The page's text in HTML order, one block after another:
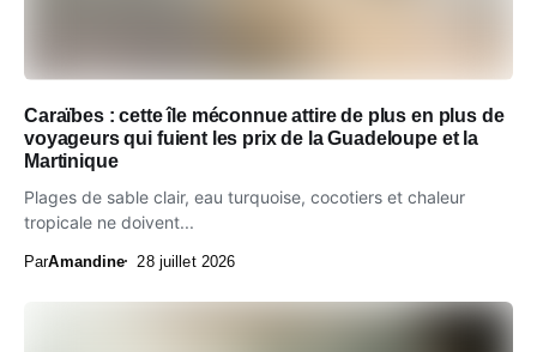
Caraïbes : cette île méconnue attire de plus en plus de
voyageurs qui fuient les prix de la Guadeloupe et la
Martinique
Plages de sable clair, eau turquoise, cocotiers et chaleur
tropicale ne doivent...
ParAmandine 28 juillet 2026